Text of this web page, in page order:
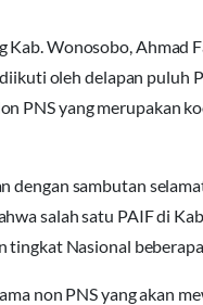
Wonosobo, Ahmad
oleh delapan puluh
PNS yang merupakan
dengan sambutan
salah satu PAIF di
tingkat Nasional
non PNS yang akan